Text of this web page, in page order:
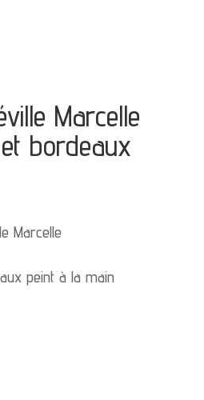
Marcelle
bordeaux
Marcelle
peint à la main